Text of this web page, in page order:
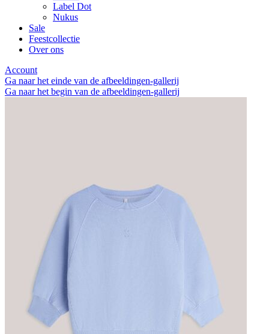
Label Dot
Nukus
Sale
Feestcollectie
Over ons
Account
Ga naar het einde van de afbeeldingen-gallerij
Ga naar het begin van de afbeeldingen-gallerij